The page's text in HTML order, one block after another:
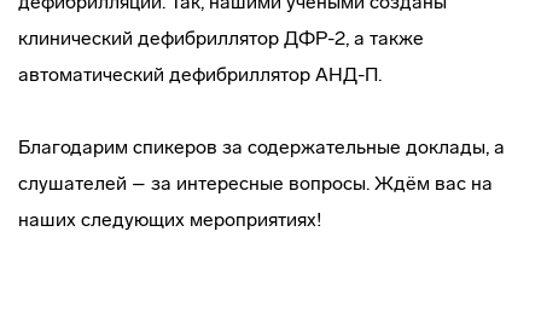
клинический дефибриллятор ДФР-2, а также
автоматический дефибриллятор АНД-П.
Благодарим спикеров за содержательные доклады, а
слушателей – за интересные вопросы. Ждём вас на
наших следующих мероприятиях!